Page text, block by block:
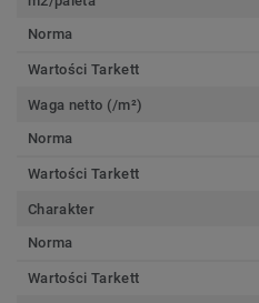
Norma
Wartości Tarkett
Waga netto (/m²)
Norma
Wartości Tarkett
Charakter
Norma
Wartości Tarkett